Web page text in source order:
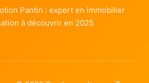
Pantin : expert en immobilier
à découvrir en 2025